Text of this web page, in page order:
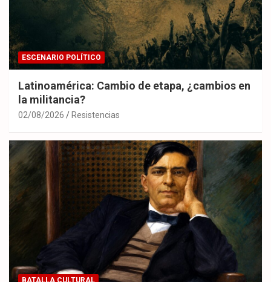
ESCENARIO POLÍTICO
Latinoamérica: Cambio de etapa, ¿cambios en
la militancia?
02/08/2026 Resistencias
BATALLA CULTURAL